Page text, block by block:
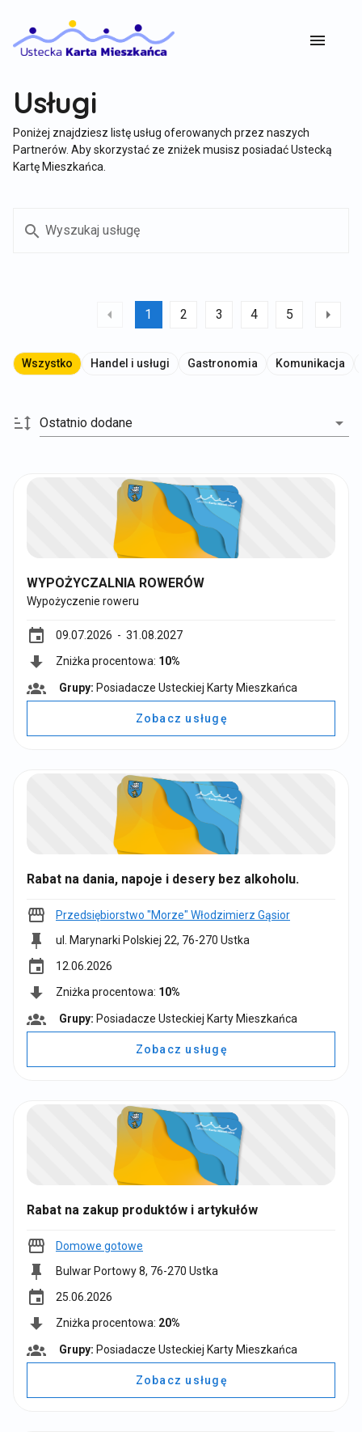
Usługi
Poniżej znajdziesz listę usług oferowanych przez naszych
Partnerów. Aby skorzystać ze zniżek musisz posiadać Ustecką
Kartę Mieszkańca.
search Wyszukaj usługę
1 2 3 4 5
Wszystko Handel i usługi Gastronomia Komunikacja
Ostatnio dodane
WYPOŻYCZALNIA ROWERÓW
Wypożyczenie roweru
event 09.07.2026 - 31.08.2027
Zniżka procentowa: 10%
G
Grupy: Posiadacze Usteckiej Karty Mieszkańca
Zobacz usługę
Rabat na dania, napoje i desery bez alkoholu.
Przedsiębiorstwo "Morze" Włodzimierz Gąsior
ul. Marynarki Polskiej 22, 76-270 Ustka
event
12.06.2026
Zniżka procentowa: 10%
G
Grupy: Posiadacze Usteckiej Karty Mieszkańca
Zobacz usługę
Rabat na zakup produktów i artykułów
Domowe gotowe
Bulwar Portowy 8, 76-270 Ustka
event
25.06.2026
Zniżka procentowa: 20%
G
Grupy: Posiadacze Usteckiej Karty Mieszkańca
Zobacz usługę